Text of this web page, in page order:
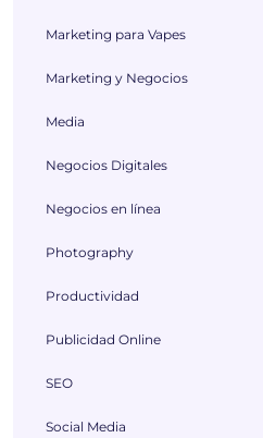
Marketing para Vapes
Marketing y Negocios
Media
Negocios Digitales
Negocios en línea
Photography
Productividad
Publicidad Online
SEO
Social Media